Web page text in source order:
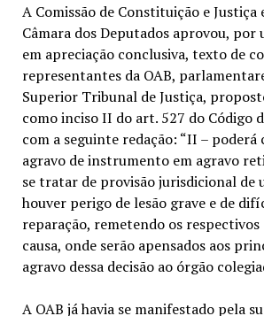
A Comissão de Constituição e Justiça
Câmara dos Deputados aprovou, por
em apreciação conclusiva, texto de
representantes da OAB,
Superior Tribunal de Justiça,
como inciso II do art. 527 do Código
com a seguinte redação: “II –
agravo de instrumento em agravo
se tratar de provisão jurisdicional de
houver perigo de lesão grave e de
reparação, remetendo os
causa, onde serão apensados aos
agravo dessa decisão ao órgão
A OAB já havia se manifestado pela